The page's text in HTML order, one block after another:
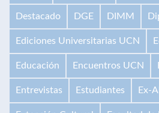
Destacado DGE DIMM
Ediciones Universitarias UCN
Educación Encuentros UCN
Entrevistas Estudiantes Ex-